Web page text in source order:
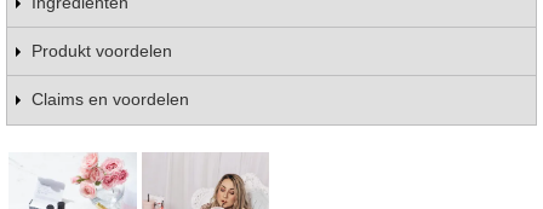
Produkt voordelen
Claims en voordelen